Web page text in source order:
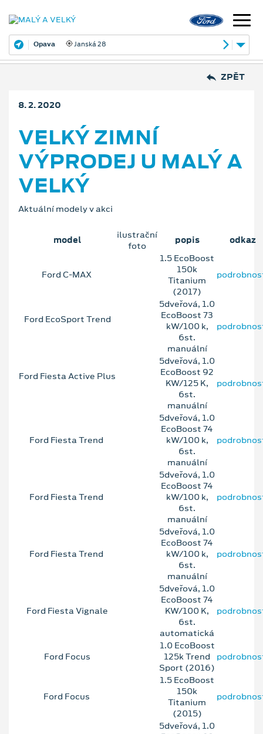
Opava Janská 28
ZPĚT
8. 2. 2020
VELKÝ ZIMNÍ
VÝPRODEJ U MALÝ A
VELKÝ
Aktuální modely v akci
model
ilustrační
foto
popis odkaz
Ford C-MAX
1.5 EcoBoost
150k
Titanium
(2017)
Ford EcoSport Trend
5dveřová, 1.0
EcoBoost 73
kW/100 k,
6st.
manuální
Ford Fiesta Active Plus
5dveřová, 1.0
EcoBoost 92
KW/125 K,
6st.
manuální
Ford Fiesta Trend
5dveřová, 1.0
EcoBoost 74
kW/100 k,
6st.
manuální
Ford Fiesta Trend
5dveřová, 1.0
EcoBoost 74
kW/100 k,
6st.
manuální
Ford Fiesta Trend
5dveřová, 1.0
EcoBoost 74
kW/100 k,
6st.
manuální
Ford Fiesta Vignale
5dveřová, 1.0
EcoBoost 74
KW/100 K,
6st.
automatická
Ford Focus
1.0 EcoBoost
125k Trend
Sport (2016)
Ford Focus
1.5 EcoBoost
150k
Titanium
(2015)
5dveřová, 1.0